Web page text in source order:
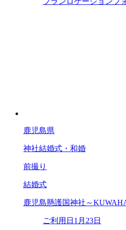
鹿児島県
神社結婚式・和婚
前撮り
結婚式
鹿児島懸護国神社～
ご利用日 1月23日